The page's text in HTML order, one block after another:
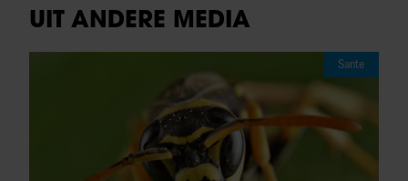
UIT ANDERE MEDIA
Sante